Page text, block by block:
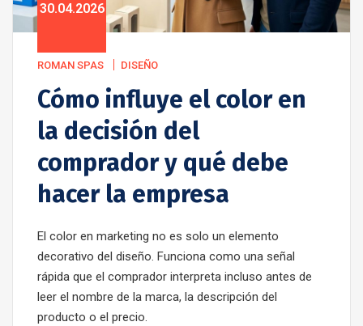
30.04.2026
ROMAN SPAS DISEÑO
Cómo influye el color en
la decisión del
comprador y qué debe
hacer la empresa
El color en marketing no es solo un elemento
decorativo del diseño. Funciona como una señal
rápida que el comprador interpreta incluso antes de
leer el nombre de la marca, la descripción del
producto o el precio.